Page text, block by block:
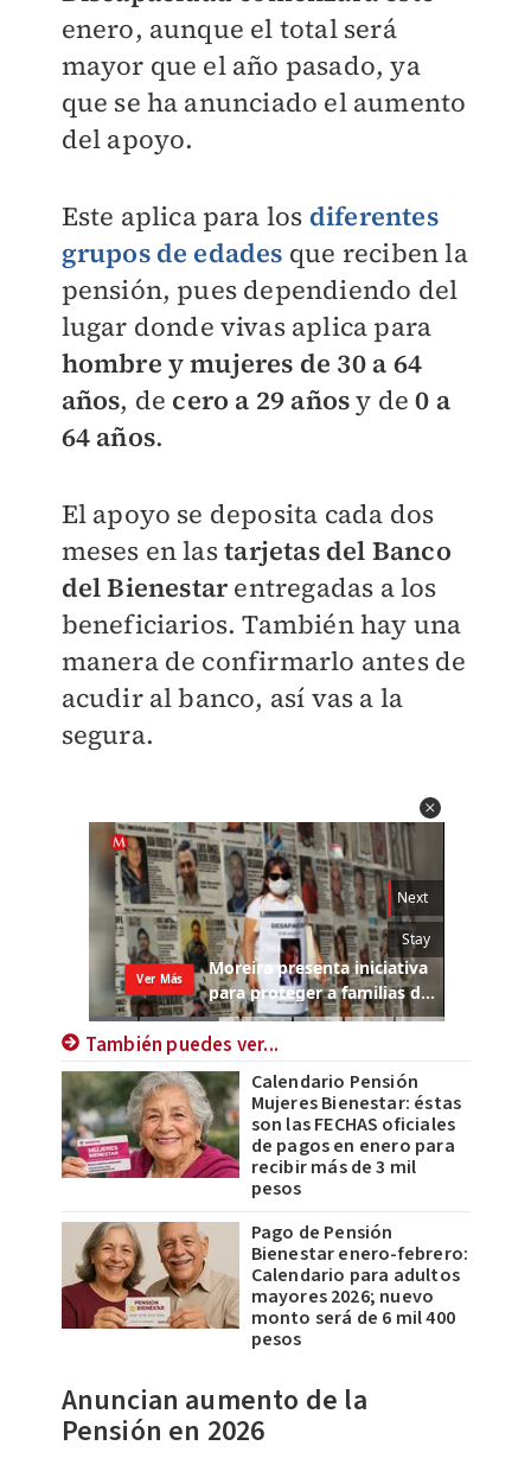
enero, aunque el total será
mayor que el año pasado, ya
que se ha anunciado el aumento
del apoyo.
Este aplica para los diferentes
grupos de edades que reciben la
pensión, pues dependiendo del
lugar donde vivas aplica para
hombre y mujeres de 30 a 64
años, de cero a 29 añosy de 0 a
64 años.
El apoyo se deposita cada dos
meses en lastarjetas del Banco
del Bienestarentregadas a los
beneficiarios. También hay una
manera de confirmarlo antes de
acudir al banco, así vas a la
segura.
También puedes ver...
Calendario Pensión
Mujeres Bienestar: éstas
son las FECHAS oficiales
de pagos en enero para
recibir más de 3 mil
pesos
Pago de Pensión
Bienestar enero-febrero:
Calendario para adultos
mayores 2026; nuevo
monto será de 6 mil 400
pesos
Anuncian aumento de la
Pensión en 2026